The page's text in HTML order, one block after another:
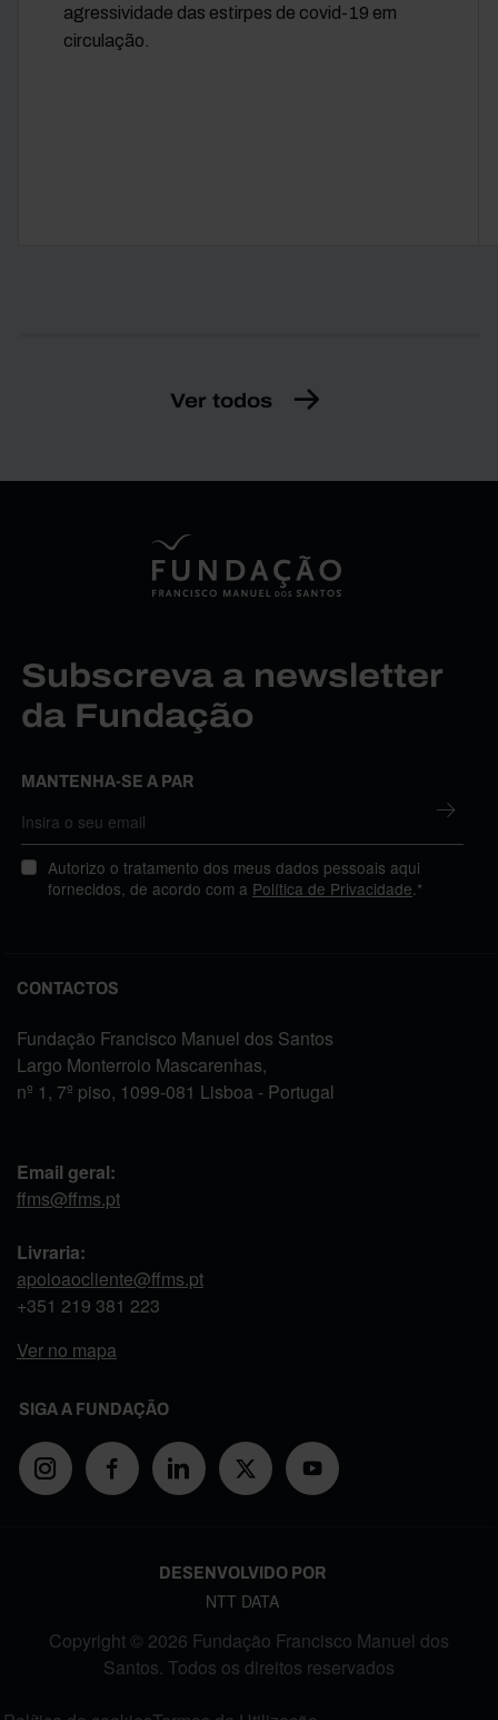
agressividade das estirpes de covid-19 em
circulação.
Ver todos
Subscreva a newsletter
da Fundação
MANTENHA-SE A PAR
Autorizo o tratamento dos meus dados pessoais aqui
fornecidos, de acordo com a Política de Privacidade .*
CONTACTOS
Fundação Francisco Manuel dos Santos
Largo Monterroio Mascarenhas,
nº 1, 7º piso, 1099-081 Lisboa - Portugal
Email geral:
ffms@ffms.pt
Livraria:
apoioaocliente@ffms.pt
+351 219 381 223
Ver no mapa
SIGA A FUNDAÇÃO
DESENVOLVIDO POR
NTT DATA
Copyright © 2026 Fundação Francisco Manuel dos
Santos. Todos os direitos reservados